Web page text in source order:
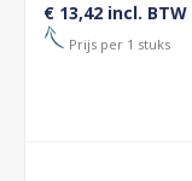
€ 13,42 incl. BTW
Prijs per 1 stuks